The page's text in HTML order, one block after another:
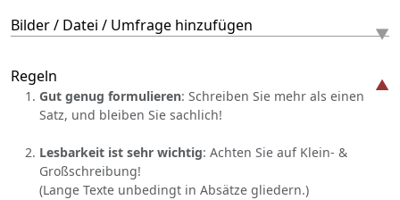
Bilder / Datei / Umfrage hinzufügen
Regeln
Gut genug formulieren: Schreiben Sie mehr als einen
Satz, und bleiben Sie sachlich!
Lesbarkeit ist sehr wichtig: Achten Sie auf Klein- &
Großschreibung!
(Lange Texte unbedingt in Absätze gliedern.)